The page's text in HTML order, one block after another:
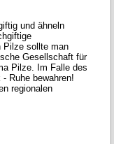
und ähneln
Pilze sollte man
Gesellschaft für
Pilze. Im Falle des
Ruhe bewahren!
regionalen